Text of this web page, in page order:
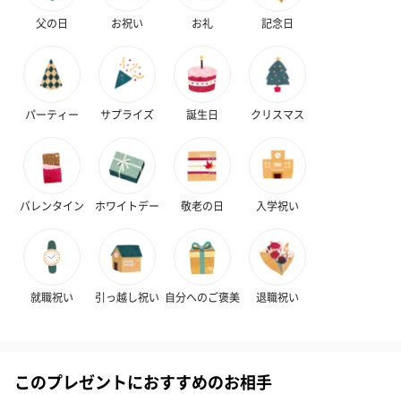
花束ハンドタオル（ピ
花束ハンドタオル（ブ
キャンドル・お香を同梱してお届けいたします。
父の日 お祝い お礼 記念日
パーティー サプライズ 誕生日 クリスマス
バレンタイン ホワイトデー 敬老の日 入学祝い
就職祝い 引っ越し祝い 自分へのご褒美 退職祝い
このプレゼントにおすすめのお相手